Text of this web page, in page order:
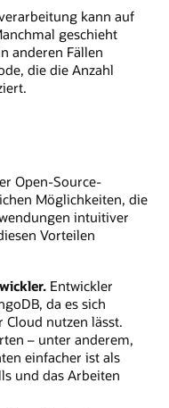
kann auf
geschieht
anderen Fällen
die die Anzahl
Open-Source-
Möglichkeiten, die
intuitiver
Vorteilen
Entwickler
da es sich
nutzen lässt.
– unter anderem,
einfacher ist als
und das Arbeiten